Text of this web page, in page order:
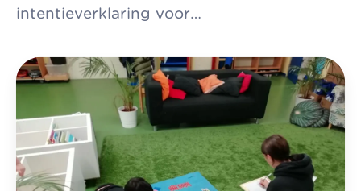
intentieverklaring voor…